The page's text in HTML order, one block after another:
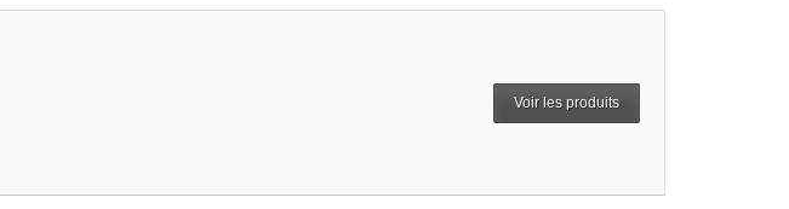
Voir les produits